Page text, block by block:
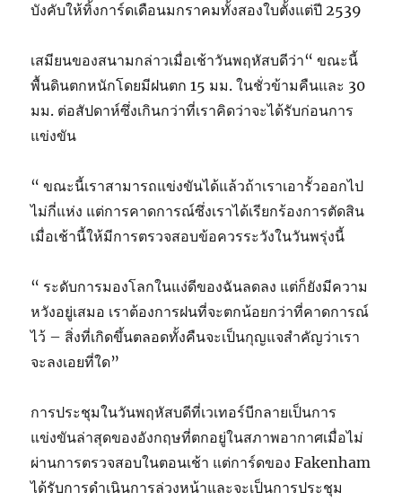
บังคับให้ทิ้งการ์ดเดือนมกราคมทั้งสองใบตั้งแต่ปี 2539
เสมียนของสนามกล่าวเมื่อเช้าวันพฤหัสบดีว่า“ ขณะนี้
พื้นดินตกหนักโดยมีฝนตก 15 มม. ในชั่วข้ามคืนและ 30
มม. ต่อสัปดาห์ซึ่งเกินกว่าที่เราคิดว่าจะได้รับก่อนการ
แข่งขัน
“ ขณะนี้เราสามารถแข่งขันได้แล้วถ้าเราเอารั้วออกไป
ไม่กี่แห่ง แต่การคาดการณ์ซึ่งเราได้เรียกร้องการตัดสิน
เมื่อเช้านี้ให้มีการตรวจสอบข้อควรระวังในวันพรุ่งนี้
“ ระดับการมองโลกในแง่ดีของฉันลดลง แต่ก็ยังมีความ
หวังอยู่เสมอ เราต้องการฝนที่จะตกน้อยกว่าที่คาดการณ์
ไว้ – สิ่งที่เกิดขึ้นตลอดทั้งคืนจะเป็นกุญแจสำคัญว่าเรา
จะลงเอยที่ใด”
การประชุมในวันพฤหัสบดีที่เวเทอร์บีกลายเป็นการ
แข่งขันล่าสุดของอังกฤษที่ตกอยู่ในสภาพอากาศเมื่อไม่
ผ่านการตรวจสอบในตอนเช้า แต่การ์ดของ Fakenham
ได้รับการดำเนินการล่วงหน้าและจะเป็นการประชุม